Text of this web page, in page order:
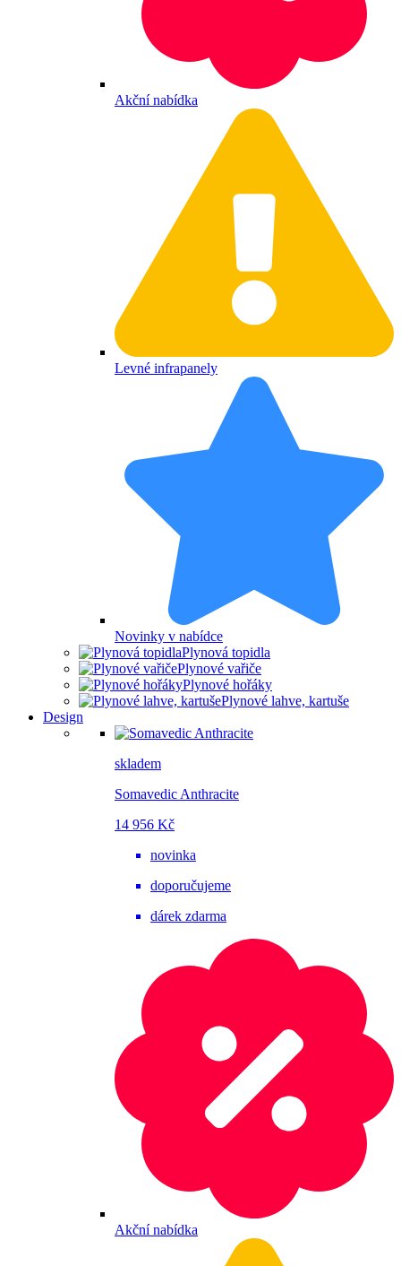
Akční nabídka
Levné infrapanely
Novinky v nabídce
Plynová topidla
Plynové vařiče
Plynové hořáky
Plynové lahve, kartuše
Design
skladem
Somavedic Anthracite
14 956 Kč
novinka
doporučujeme
dárek zdarma
Akční nabídka